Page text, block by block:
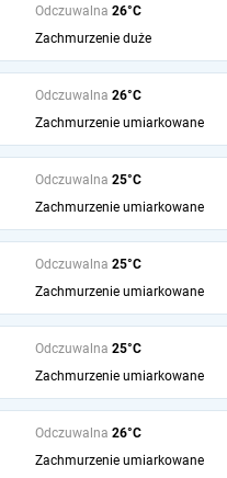
Odczuwalna 26°C
Zachmurzenie duże
Odczuwalna 26°C
Zachmurzenie umiarkowane
Odczuwalna 25°C
Zachmurzenie umiarkowane
Odczuwalna 25°C
Zachmurzenie umiarkowane
Odczuwalna 25°C
Zachmurzenie umiarkowane
Odczuwalna 26°C
Zachmurzenie umiarkowane